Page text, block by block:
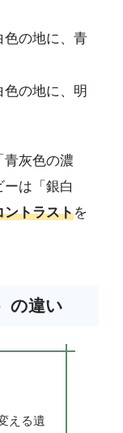
色の地に、青
色の地に、明
青灰色の濃
は「銀白
ントラストを
の違い
える遺